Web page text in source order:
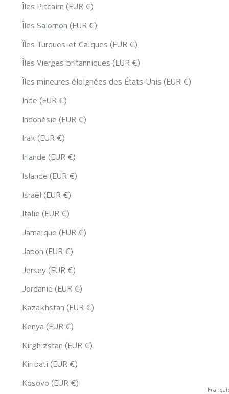
Îles Pitcairn (EUR €)
Îles Salomon (EUR €)
Îles Turques-et-Caïques (EUR €)
Îles Vierges britanniques (EUR €)
Îles mineures éloignées des États-Unis (EUR €)
Inde (EUR €)
Indonésie (EUR €)
Irak (EUR €)
Irlande (EUR €)
Islande (EUR €)
Israël (EUR €)
Italie (EUR €)
Jamaïque (EUR €)
Japon (EUR €)
Jersey (EUR €)
Jordanie (EUR €)
Kazakhstan (EUR €)
Kenya (EUR €)
Kirghizstan (EUR €)
Kiribati (EUR €)
Kosovo (EUR €)